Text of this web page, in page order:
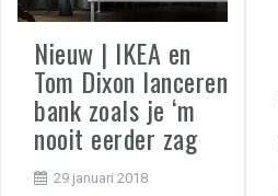
Nieuw | IKEA en
Tom Dixon lanceren
bank zoals je ‘m
nooit eerder zag
29 januari 2018